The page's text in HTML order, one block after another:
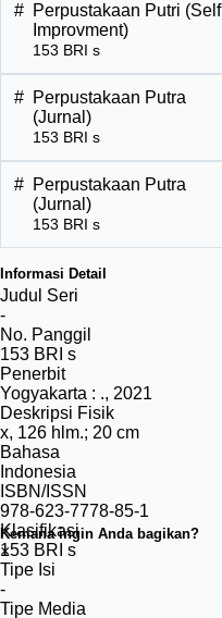
# Perpustakaan Putri (Self
Improvment)
153 BRI s
# Perpustakaan Putra
(Jurnal)
153 BRI s
# Perpustakaan Putra
(Jurnal)
153 BRI s
Informasi Detail
Judul Seri
-
No. Panggil
153 BRI s
Penerbit
Yogyakarta : ., 2021
Deskripsi Fisik
x, 126 hlm.; 20 cm
Bahasa
Indonesia
ISBN/ISSN
978-623-7778-85-1
Klasifikasi
153 BRI s
Tipe Isi
-
Tipe Media
Kemana ingin Anda bagikan?
×